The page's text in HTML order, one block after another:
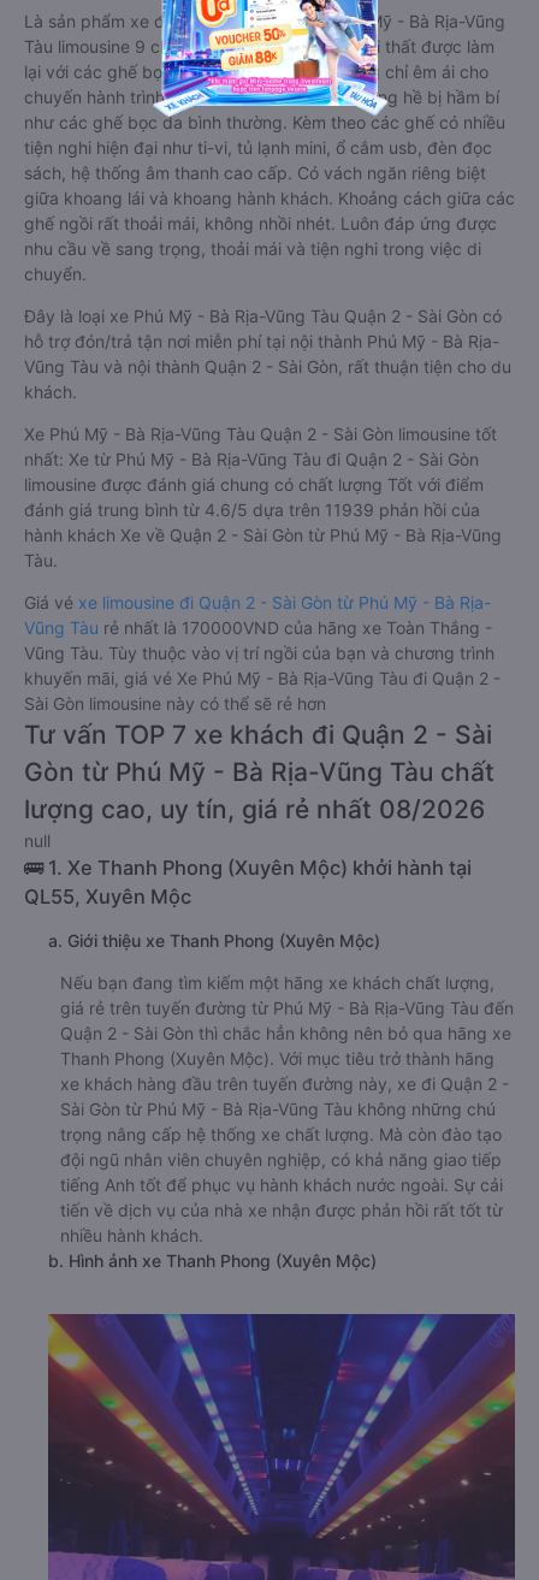
Là sản phẩm xe đi Quận 2 - Sài Gòn từ Phú Mỹ - Bà Rịa-Vũng
Tàu limousine 9 chỗ cải tiến từ xe 16 chỗ. Nội thất được làm
lại với các ghế bọc da chuẩn Châu Âu, không chỉ êm ái cho
chuyến hành trình xa, mà còn mát mẻ và không hề bị hầm bí
như các ghế bọc da bình thường. Kèm theo các ghế có nhiều
tiện nghi hiện đại như ti-vi, tủ lạnh mini, ổ cắm usb, đèn đọc
sách, hệ thống âm thanh cao cấp. Có vách ngăn riêng biệt
giữa khoang lái và khoang hành khách. Khoảng cách giữa các
ghế ngồi rất thoải mái, không nhồi nhét. Luôn đáp ứng được
nhu cầu về sang trọng, thoải mái và tiện nghi trong việc di
chuyển.
Đây là loại xe Phú Mỹ - Bà Rịa-Vũng Tàu Quận 2 - Sài Gòn có
hỗ trợ đón/trả tận nơi miễn phí tại nội thành Phú Mỹ - Bà Rịa-
Vũng Tàu và nội thành Quận 2 - Sài Gòn, rất thuận tiện cho du
khách.
Xe Phú Mỹ - Bà Rịa-Vũng Tàu Quận 2 - Sài Gòn limousine tốt
nhất: Xe từ Phú Mỹ - Bà Rịa-Vũng Tàu đi Quận 2 - Sài Gòn
limousine được đánh giá chung có chất lượng Tốt với điểm
đánh giá trung bình từ 4.6/5 dựa trên 11939 phản hồi của
hành khách Xe về Quận 2 - Sài Gòn từ Phú Mỹ - Bà Rịa-Vũng
Tàu.
Giá vé xe limousine đi Quận 2 - Sài Gòn từ Phú Mỹ - Bà Rịa-
Vũng Tàu rẻ nhất là 170000VND của hãng xe Toàn Thắng -
Vũng Tàu. Tùy thuộc vào vị trí ngồi của bạn và chương trình
khuyến mãi, giá vé Xe Phú Mỹ - Bà Rịa-Vũng Tàu đi Quận 2 -
Sài Gòn limousine này có thể sẽ rẻ hơn
Tư vấn TOP 7 xe khách đi Quận 2 - Sài
Gòn từ Phú Mỹ - Bà Rịa-Vũng Tàu chất
lượng cao, uy tín, giá rẻ nhất 08/2026
null
🚌 1. Xe Thanh Phong (Xuyên Mộc) khởi hành tại
QL55, Xuyên Mộc
a. Giới thiệu xe Thanh Phong (Xuyên Mộc)
Nếu bạn đang tìm kiếm một hãng xe khách chất lượng,
giá rẻ trên tuyến đường từ Phú Mỹ - Bà Rịa-Vũng Tàu đến
Quận 2 - Sài Gòn thì chắc hẳn không nên bỏ qua hãng xe
Thanh Phong (Xuyên Mộc). Với mục tiêu trở thành hãng
xe khách hàng đầu trên tuyến đường này, xe đi Quận 2 -
Sài Gòn từ Phú Mỹ - Bà Rịa-Vũng Tàu không những chú
trọng nâng cấp hệ thống xe chất lượng. Mà còn đào tạo
đội ngũ nhân viên chuyên nghiệp, có khả năng giao tiếp
tiếng Anh tốt để phục vụ hành khách nước ngoài. Sự cải
tiến về dịch vụ của nhà xe nhận được phản hồi rất tốt từ
nhiều hành khách.
b. Hình ảnh xe Thanh Phong (Xuyên Mộc)